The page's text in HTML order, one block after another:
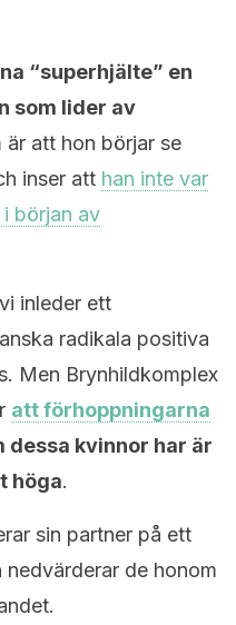
“superhjälte” en
som lider av
är att hon börjar se
inser att han inte var
början av
inleder ett
radikala positiva
Men Brynhildkomplex
att förhoppningarna
dessa kvinnor har är
höga.
sin partner på ett
de honom